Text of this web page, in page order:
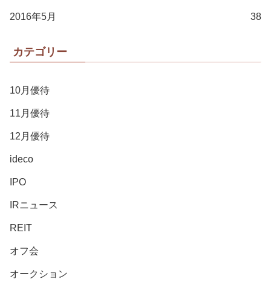
2016年5月 38
カテゴリー
10月優待
11月優待
12月優待
ideco
IPO
IRニュース
REIT
オフ会
オークション